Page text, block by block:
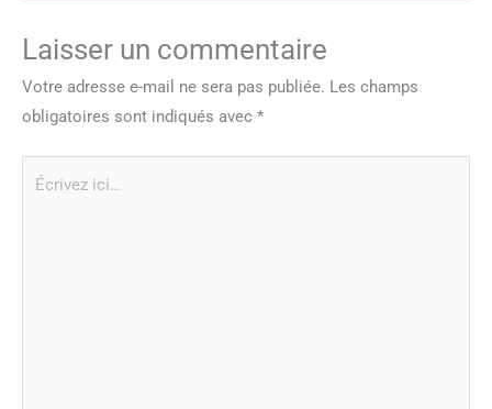
Laisser un commentaire
Votre adresse e-mail ne sera pas publiée. Les champs
obligatoires sont indiqués avec *